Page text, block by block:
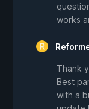
works
Thank
Best
with a